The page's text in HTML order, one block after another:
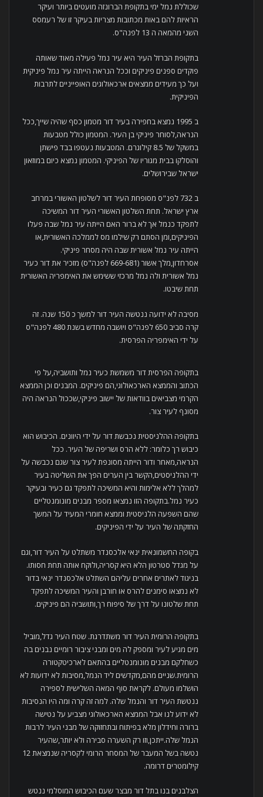
שכוללת נמל ימי בתקופת הברונזה מועטים ביותר ועיקר
הראיות להם באות מכתובות מצריות בעיקר זו של רעמסס
השני מהמאה ה 13 לפנה"ס.
בתקופת הברזל העיר היא עיר נמל פעילה מאוד שאותה
פוקדים ספנים פיניקים וככל הנראה הייתה עיר נמל פיניקית
ועל כך מעידים ממצאים ארכאולוגים האופייניים לתרבות
הפיניקית.
ב 1995 נמצא בחפירה בעיר דור מטמון כסף שהיה שייך,ככל
הנראה,לסוחר פיניקי בן העיר. המטמון כולל מטבעות
במשקל של 8.5 קילוגרם. המטבעות נעטפו בבד פישתן
והוסלקו בבית מגוריו של הפיניקי. המטמון נמצא כיום במוזאון
ישראל שבירושלים.
ב 732 לפנ"ס מסופחת העיר דור לשלטון האשורי במרחב
ארץ ישראל. תחת השלטון האשורי העיר דור המשיכה
לתפקד כנמל אך לא ברור האם הייתה עיר נמל שבה פעלו
הפיניקים,ומן הסתם רק שילמו מס לממלכה האשורית,או
הייתה עיר נמל אשורית שבה היה מסחר פיניקי.
אסרחדון,מלך אשור (669-681 לפנה"ס) מזכיר את דור כעיר
נמל אשורית ולה נמל מרכזי ששימש את האימפריה האשורית
תחת שיבטו.
מסיבה לא ידועה ננטשה העיר דור למשך כ 150 שנה. זה
קרה סביב 650 לפנה"ס ויושבה מחדש בשנת 480 לפנה"ס
על ידי האימפריה הפרסית.
בתקופה הפרסית דור משמשת כעיר נמל ותושביה,על פי
הכתוב והממצא הארכאולוגי,הם פיניקים. המבנים וכן הממצא
הקרמי מצביאים בוודאות של יישוב פיניקי,שככול הנראה היה
מסונף לעיר צור.
בתקופה ההלניסטית נכבשת דור על ידי היוונים. הכיבוש הוא
כיבוש רך כלומר: ללא הרס ושריפה של העיר. ככל
הנראה,מאחר ודור הייתה מסונפת לעיר צור שגם נכבשה על
ידי ההלניסטים,הקשר בין הערים הפך את השליטה בעיר
למהלך ללא אלימות והיא המשיכה לתפקד גם כעיר ובעיקר
כעיר נמל.בתקופה הזו נמצאו מספר מבנים מונומנטליים
שהם השפעה הלניסטית וממצא חומרי המעיד על המשך
החזקתה של העיר על ידי הפיניקים.
בקופה החשמונאית ינאי אלכסנדר משתלט על העיר דור,וגם
על מגדל סטרטון הלא היא קסריה,ולוקח אותה תחת חסותו.
בניגוד לאתרים אחרים עליהם השתלט אלכסנדר ינאי בדור
לא נמצאו סימנים להרס או חורבן והעיר המשיכה לתפקד
תחת שלטונו על דרך של סיפוח רך,ותושביה הם פיניקים.
בתקופה הרומית העיר דור משתדרגת. שטח העיר גדל,מוביל
מים מגיע לעיר ומספק לה מים ומבני ציבור רומיים נבנים בה
כשחלקם מבנים מונומנטליים בהתאם לארכיטקטורה
הרומית.שניים מהם,מקדשים ליד הנמל,מסיבות לא ידועות לא
הושלמו מעולם. לקראת סוף המאה השלישית לספירה
ננטשת העיר דור והנמל שלה. למה זה קרה ומה היו הנסיבות
לא ידוע לנו אבל הממצא הארכאולוגי מצביע על נטישה
ברורה וחידלון מלא בפיתוח ובתחזוקה של מבני העיר לרבות
הנמל שלה.ייתכן,וזו רק השערה סבירה ולא יותר,שהעיר
נטשה בשל המעבר של המסחר הרומי לקסריה שנמצאת 12
קילומטרים דרומה.
הצלבנים בנו בתל דור מבצר שעם הכיבוש המוסלמי ננטש